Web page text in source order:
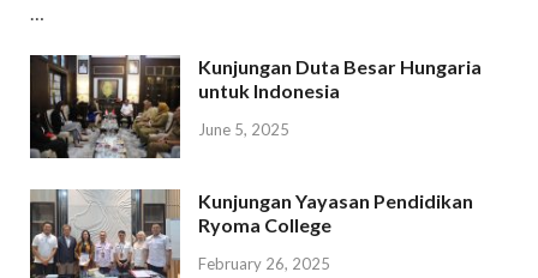
…
Kunjungan Duta Besar Hungaria
untuk Indonesia
June 5, 2025
Kunjungan Yayasan Pendidikan
Ryoma College
February 26, 2025